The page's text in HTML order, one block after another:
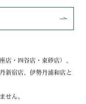
店・四谷店・東砂店）、
新宿店、伊勢丹浦和店と
せん。